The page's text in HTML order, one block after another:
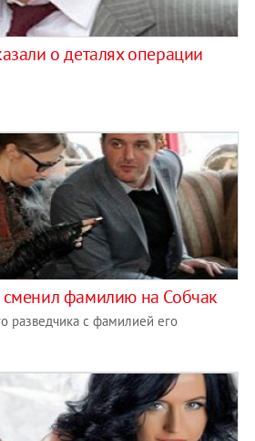
о деталях операции
фамилию на Собчак
разведчика с фамилией его